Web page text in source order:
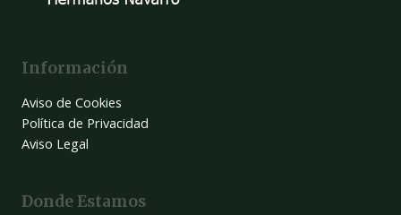
Información
Aviso de Cookies
Política de Privacidad
Aviso Legal
Donde Estamos